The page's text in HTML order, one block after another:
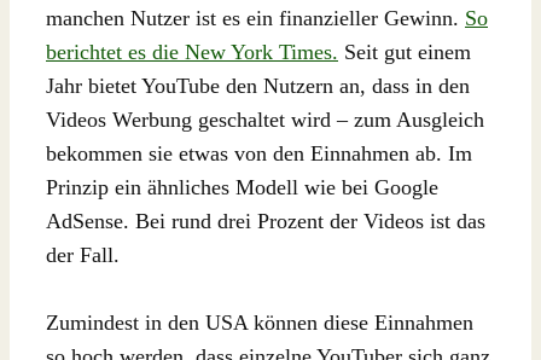
manchen Nutzer ist es ein finanzieller Gewinn. So
berichtet es die New York Times. Seit gut einem
Jahr bietet YouTube den Nutzern an, dass in den
Videos Werbung geschaltet wird – zum Ausgleich
bekommen sie etwas von den Einnahmen ab. Im
Prinzip ein ähnliches Modell wie bei Google
AdSense. Bei rund drei Prozent der Videos ist das
der Fall.
Zumindest in den USA können diese Einnahmen